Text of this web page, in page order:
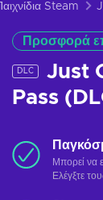
Παιχνίδια Steam
Προσφορά
DLC
Just
Pass
Μπορεί να
Ελέγξτε